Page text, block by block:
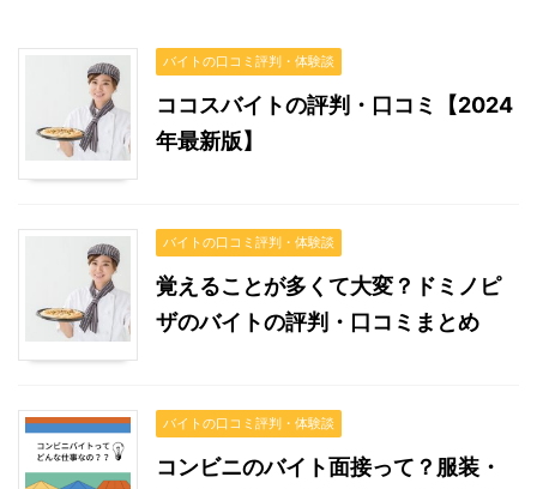
バイトの口コミ評判・体験談
ココスバイトの評判・口コミ【2024
年最新版】
バイトの口コミ評判・体験談
覚えることが多くて大変？ドミノピ
ザのバイトの評判・口コミまとめ
バイトの口コミ評判・体験談
コンビニのバイト面接って？服装・